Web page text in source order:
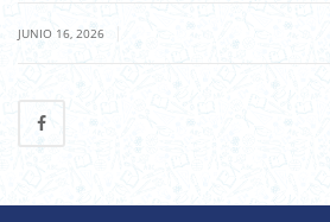
JUNIO 16, 2026